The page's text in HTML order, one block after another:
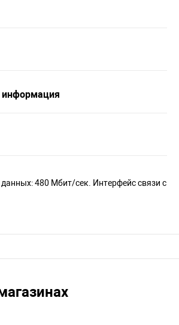
информация
480 Мбит/сек. Интерфейс связи с